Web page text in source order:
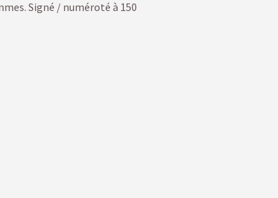
Signé / numéroté à 150